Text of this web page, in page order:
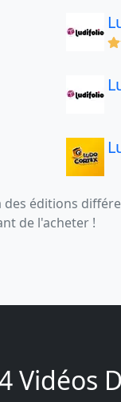
éditions
de l'acheter !
Vidéos